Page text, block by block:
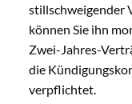
stillschweigender
können Sie ihn
Zwei-Jahres-
die
verpflichtet.